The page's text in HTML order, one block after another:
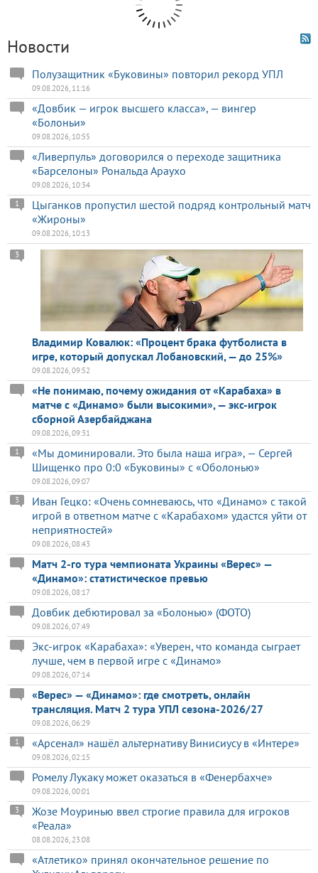
Новости
Полузащитник «Буковины» повторил рекорд УПЛ
09.08.2026, 11:16
«Довбик — игрок высшего класса», — вингер
«Болоньи»
09.08.2026, 10:55
«Ливерпуль» договорился о переходе защитника
«Барселоны» Рональда Араухо
09.08.2026, 10:34
Цыганков пропустил шестой подряд контрольный матч
«Жироны»
1
09.08.2026, 10:13
Владимир Ковалюк: «Процент брака футболиста в
игре, который допускал Лобановский, — до 25%»
3
09.08.2026, 09:52
«Не понимаю, почему ожидания от «Карабаха» в
матче с «Динамо» были высокими», — экс-игрок
сборной Азербайджана
09.08.2026, 09:31
«Мы доминировали. Это была наша игра», — Сергей
Шищенко про 0:0 «Буковины» с «Оболонью»
1
09.08.2026, 09:07
Иван Гецко: «Очень сомневаюсь, что «Динамо» с такой
игрой в ответном матче с «Карабахом» удастся уйти от
неприятностей»
3
09.08.2026, 08:43
Матч 2-го тура чемпионата Украины «Верес» —
«Динамо»: статистическое превью
09.08.2026, 08:17
Довбик дебютировал за «Болонью» (ФОТО)
09.08.2026, 07:49
Экс-игрок «Карабаха»: «Уверен, что команда сыграет
лучше, чем в первой игре с «Динамо»
09.08.2026, 07:14
«Верес» — «Динамо»: где смотреть, онлайн
трансляция. Матч 2 тура УПЛ сезона-2026/27
09.08.2026, 06:29
«Арсенал» нашёл альтернативу Винисиусу в «Интере»
1
09.08.2026, 02:15
Ромелу Лукаку может оказаться в «Фенербахче»
09.08.2026, 00:01
Жозе Моуринью ввел строгие правила для игроков
«Реала»
3
08.08.2026, 23:08
«Атлетико» принял окончательное решение по